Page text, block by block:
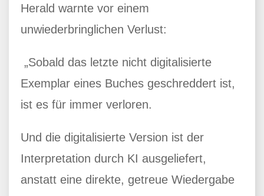
Herald warnte vor einem
unwiederbringlichen Verlust:
„Sobald das letzte nicht digitalisierte
Exemplar eines Buches geschreddert ist,
ist es für immer verloren.
Und die digitalisierte Version ist der
Interpretation durch KI ausgeliefert,
anstatt eine direkte, getreue Wiedergabe